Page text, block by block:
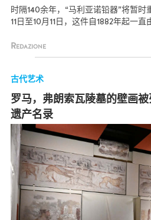
时隔140余年，“马利亚诺铅器”将暂
11日至10月11日，这件自1882年起一
Redazione
古代艺术
罗马，弗朗索瓦陵墓的壁画
遗产名录